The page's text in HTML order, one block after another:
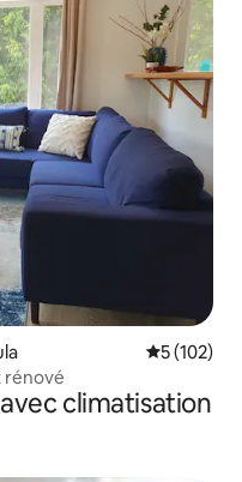
plus aimés
Note
5 (102)
climatisation